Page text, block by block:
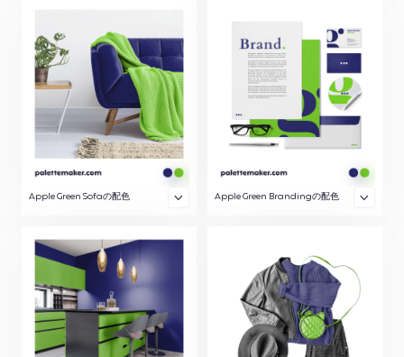
Apple Green Sofaの配色 Apple Green Brandingの配色